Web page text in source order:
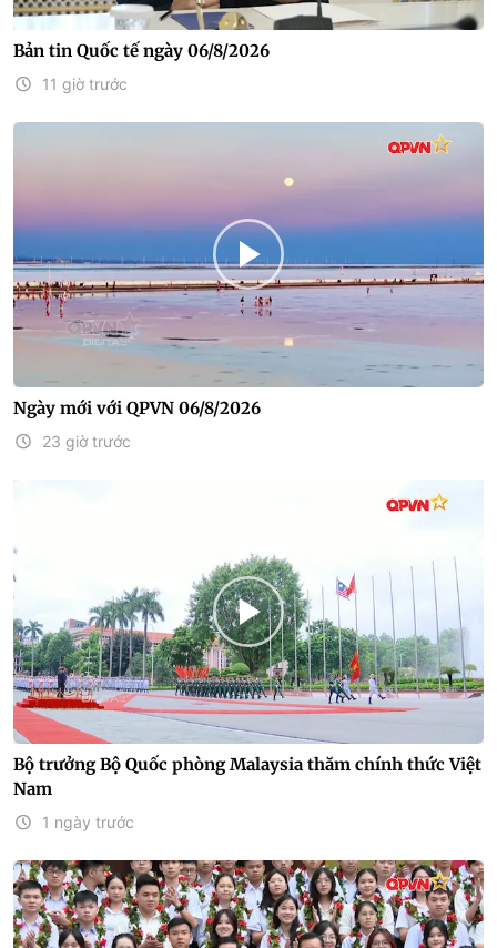
Bản tin Quốc tế ngày 06/8/2026
11 giờ trước
Ngày mới với QPVN 06/8/2026
23 giờ trước
Bộ trưởng Bộ Quốc phòng Malaysia thăm chính thức Việt
Nam
1 ngày trước